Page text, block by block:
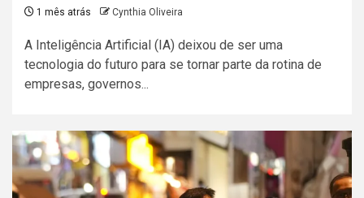
1 mês atrás Cynthia Oliveira
A Inteligência Artificial (IA) deixou de ser uma
tecnologia do futuro para se tornar parte da rotina de
empresas, governos...